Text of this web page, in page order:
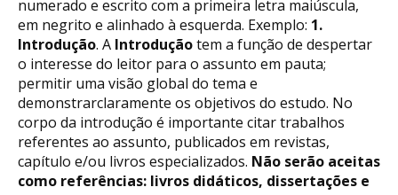
numerado e escrito com a primeira letra maiúscula,
em negrito e alinhado à esquerda. Exemplo: 1.
Introdução. A Introduçãotem a função de despertar
o interesse do leitor para o assunto em pauta;
permitir uma visão global do tema e
demonstrarclaramente os objetivos do estudo. No
corpo da introdução é importante citar trabalhos
referentes ao assunto, publicados em revistas,
capítulo e/ou livros especializados. Não serão aceitas
como referências: livros didáticos, dissertações e